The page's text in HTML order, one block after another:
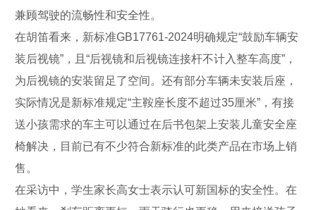
兼顾驾驶的流畅性和安全性。
在胡笛看来，新标准GB17761-2024明确规定“鼓励车辆安
装后视镜”，且“后视镜和后视镜连接杆不计入整车高度”，
为后视镜的安装留足了空间。还有部分车辆未安装后座，
实际情况是新标准规定“主鞍座长度不超过35厘米”，有接
送小孩需求的车主可以通过在后书包架上安装儿童安全座
椅解决，目前已有不少符合新标准的此类产品在市场上销
售。
在采访中，学生家长高女士表示认可新国标的安全性。在